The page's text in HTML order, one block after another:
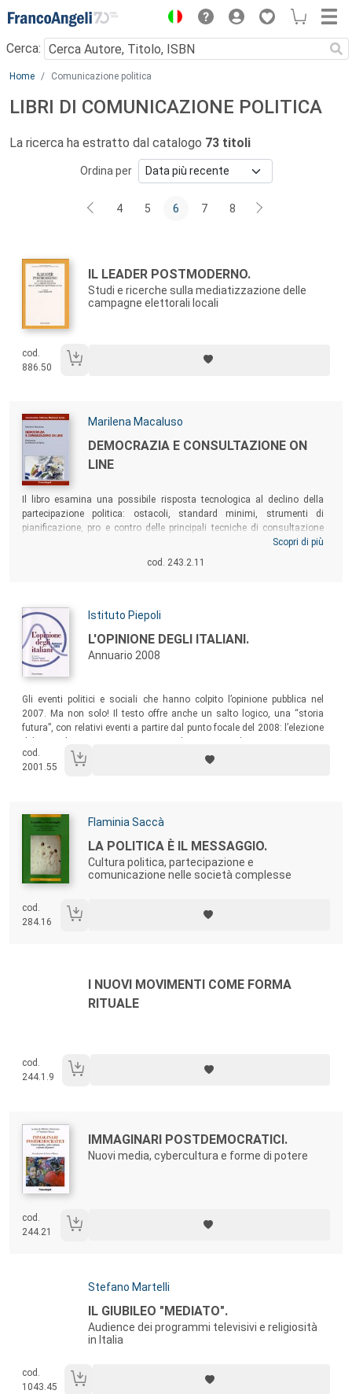
Menu
Cerca:
Main content
Home Comunicazione politica
LIBRI DI COMUNICAZIONE POLITICA
La ricerca ha estratto dal catalogo 73 titoli
Ordina per
4 5 6 7 8
Autori:
Titolo:
IL LEADER POSTMODERNO.
Studi e ricerche sulla mediatizzazione delle
campagne elettorali locali
cod.
886.50
Autori:
Marilena Macaluso
Titolo:
DEMOCRAZIA E CONSULTAZIONE ON
LINE
Sommario:
Il libro esamina una possibile risposta tecnologica al declino della
partecipazione politica: ostacoli, standard minimi, strumenti di
pianificazione, pro e contro delle principali tecniche di consultazione
elettronica. Un confronto tra l’Italia e l’avanzata Gran Bretagna
(attraverso l’analisi di documenti e una ricerca su un corpus di 2075
Scopri di più
cod. 243.2.11
Autori:
Istituto Piepoli
Titolo:
L'OPINIONE DEGLI ITALIANI.
Annuario 2008
Sommario:
Gli eventi politici e sociali che hanno colpito l’opinione pubblica nel
2007. Ma non solo! Il testo offre anche un salto logico, una “storia
futura”, con relativi eventi a partire dal punto focale del 2008: l’elezione
insieme al lettore il 2008.
cod.
2001.55
Autori:
Flaminia Saccà
Titolo:
LA POLITICA È IL MESSAGGIO.
Cultura politica, partecipazione e
comunicazione nelle società complesse
cod.
284.16
Autori:
Titolo:
I NUOVI MOVIMENTI COME FORMA
RITUALE
cod.
244.1.9
Autori:
Titolo:
IMMAGINARI POSTDEMOCRATICI.
Nuovi media, cybercultura e forme di potere
cod.
244.21
Autori:
Stefano Martelli
Titolo:
IL GIUBILEO "MEDIATO".
Audience dei programmi televisivi e religiosità
in Italia
cod.
1043.45